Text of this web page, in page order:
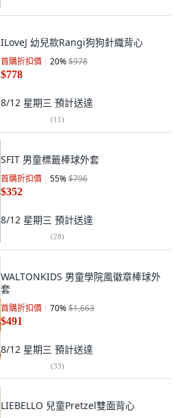
ILoveJ 幼兒款Rangi狗狗針織背心
首購折扣價 20%$978
$778
8/12 星期三 預計送達
(11)
SFIT 男童標籤棒球外套
首購折扣價 55%$796
$352
8/12 星期三 預計送達
(28)
WALTONKIDS 男童學院風徽章棒球外
套
首購折扣價 70%$1,663
$491
8/12 星期三 預計送達
(33)
LIEBELLO 兒童Pretzel雙面背心